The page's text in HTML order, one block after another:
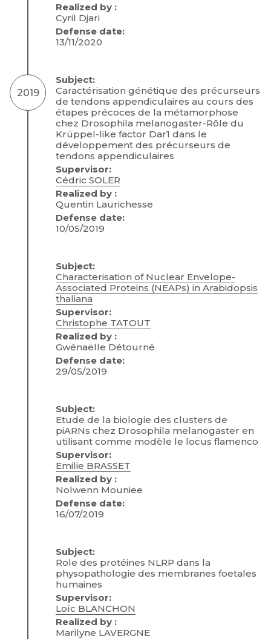
Realized by :
Cyril Djari
Defense date:
13/11/2020
2019
Subject:
Caractérisation génétique des précurseurs
de tendons appendiculaires au cours des
étapes précoces de la métamorphose
chez Drosophila melanogaster-Rôle du
Krüppel-like factor Dar1 dans le
développement des précurseurs de
tendons appendiculaires
Supervisor:
Cédric SOLER
Realized by :
Quentin Laurichesse
Defense date:
10/05/2019
Subject:
Characterisation of Nuclear Envelope-
Associated Proteins (NEAPs) in Arabidopsis
thaliana
Supervisor:
Christophe TATOUT
Realized by :
Gwénaëlle Détourné
Defense date:
29/05/2019
Subject:
Etude de la biologie des clusters de
piARNs chez Drosophila melanogaster en
utilisant comme modèle le locus flamenco
Supervisor:
Emilie BRASSET
Realized by :
Nolwenn Mouniee
Defense date:
16/07/2019
Subject:
Role des protéines NLRP dans la
physopathologie des membranes foetales
humaines
Supervisor:
Loïc BLANCHON
Realized by :
Marilyne LAVERGNE